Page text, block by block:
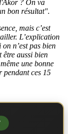
? On va
bon résultat".
mais c’est
L’explication
n’est pas bien
aussi bien
une bonne
pendant ces 15